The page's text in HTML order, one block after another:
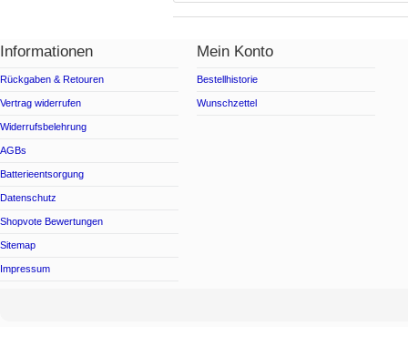
Informationen
Rückgaben & Retouren
Vertrag widerrufen
Widerrufsbelehrung
AGBs
Batterieentsorgung
Datenschutz
Shopvote Bewertungen
Sitemap
Impressum
Mein Konto
Bestellhistorie
Wunschzettel